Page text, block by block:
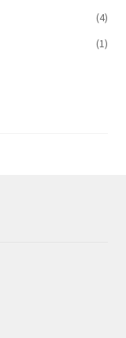
(4)
(1)